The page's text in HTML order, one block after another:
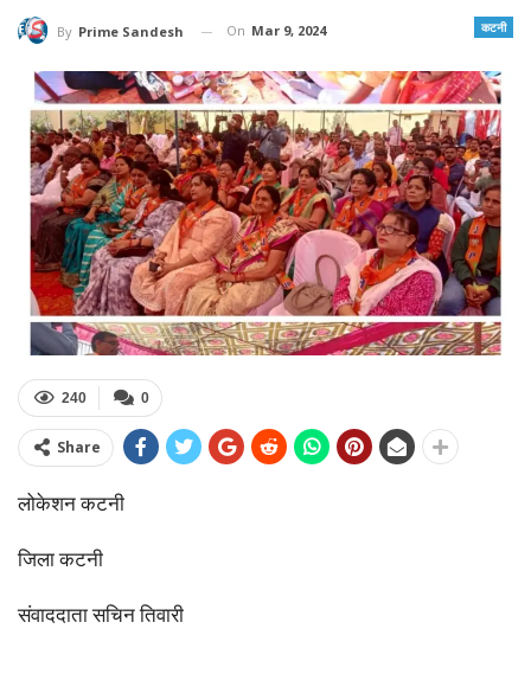
कटनी
By Prime Sandesh On Mar 9, 2024
0
240
Share
लोकेशन कटनी
जिला कटनी
संवाददाता सचिन तिवारी